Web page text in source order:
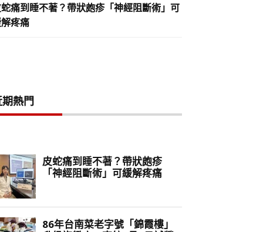
痛到睡不著？帶狀皰疹「神經阻斷術」可
疼痛
熱門